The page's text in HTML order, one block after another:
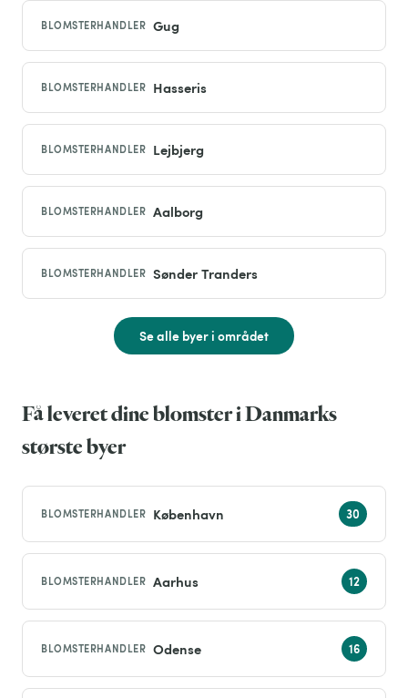
BLOMSTERHANDLER Gug
BLOMSTERHANDLER Hasseris
BLOMSTERHANDLER Lejbjerg
BLOMSTERHANDLER Aalborg
BLOMSTERHANDLER Sønder Tranders
Se alle byer i området
Få leveret dine blomster i Danmarks
største byer
BLOMSTERHANDLER København
BLOMSTERHANDLER Aarhus
BLOMSTERHANDLER Odense